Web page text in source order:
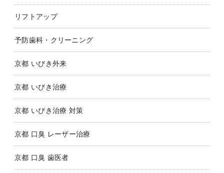
リフトアップ
予防歯科・クリーニング
京都 いびき外来
京都 いびき治療
京都 いびき治療 対策
京都 口臭 レーザー治療
京都 口臭 歯医者